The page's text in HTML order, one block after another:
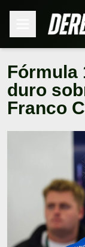
Fórmula
duro
Franco